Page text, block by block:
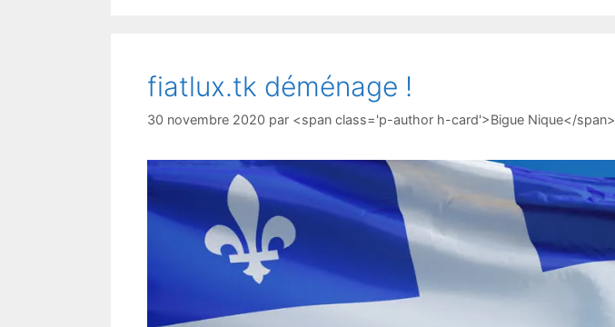
fiatlux.tk déménage !
30 novembre 2020 par <span class='p-author h-card'>Bigue Nique</span>